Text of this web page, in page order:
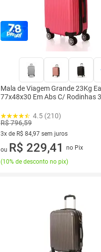
Mala de Viagem Grande 23Kg
77x48x30 Em Abs C/ Rodinhas
4.5 (210)
R$ 796,59
3x de R$ 84,97 sem juros
3 vez de R$ 84,97 sem juros
ou R$ 229,41
no Pix
(10% de desconto no pix)